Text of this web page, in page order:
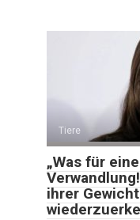
Tiere
„Was für
ihrer